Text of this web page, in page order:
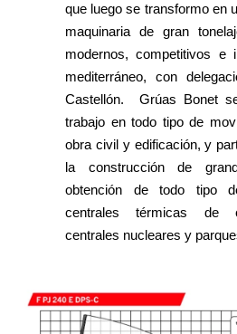
que luego se transformo en
maquinaria de gran
modernos, competitivos e
mediterráneo, con
Castellón. Grúas Bonet
trabajo en todo tipo de
obra civil y edificación, y
la construcción de
obtención de todo tipo
centrales térmicas de
centrales nucleares y